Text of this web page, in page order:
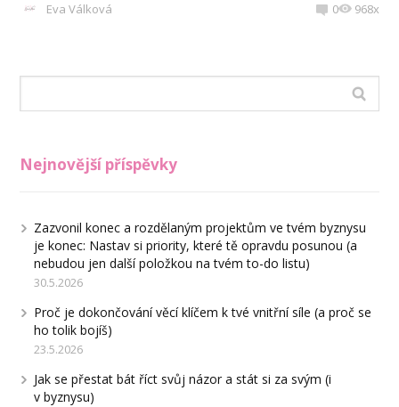
Eva Válková 0 968x
Nejnovější příspěvky
Zazvonil konec a rozdělaným projektům ve tvém byznysu
je konec: Nastav si priority, které tě opravdu posunou (a
nebudou jen další položkou na tvém to-do listu)
30.5.2026
Proč je dokončování věcí klíčem k tvé vnitřní síle (a proč se
ho tolik bojíš)
23.5.2026
Jak se přestat bát říct svůj názor a stát si za svým (i
v byznysu)